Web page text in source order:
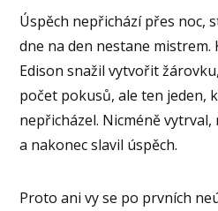
Úspěch nepřichází přes noc,
dne na den nestane mistrem.
Edison snažil vytvořit
počet pokusů, ale ten jeden,
nepřicházel. Nicméně vytrval,
a nakonec slavil úspěch.
Proto ani vy se po prvních